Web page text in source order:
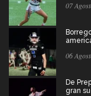
07
06
De
gran